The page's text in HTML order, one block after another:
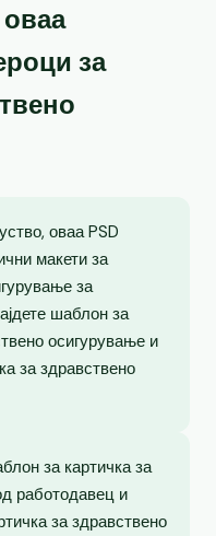
за
оваа PSD
макети за
за
шаблон за
осигурување и
за здравствено
за картичка за
работодавец и
за здравствено